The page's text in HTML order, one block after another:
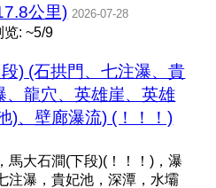
公里) 2026-07-28
览: ~5/9
) (石拱門、七注瀑、貴
、龍穴、英雄崖、英雄
)、壁廊瀑流) (！！！)
馬大石澗(下段)(！！！)，瀑
注瀑，貴妃池，深潭，水壩